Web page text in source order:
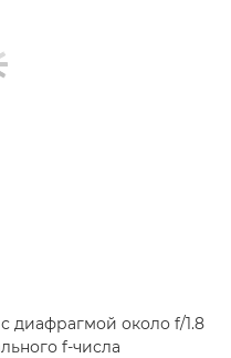
диафрагмой около f/1.8
f-числа